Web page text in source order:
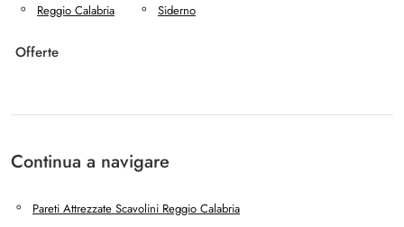
Reggio Calabria
Siderno
Offerte
Continua a navigare
Pareti Attrezzate Scavolini Reggio Calabria